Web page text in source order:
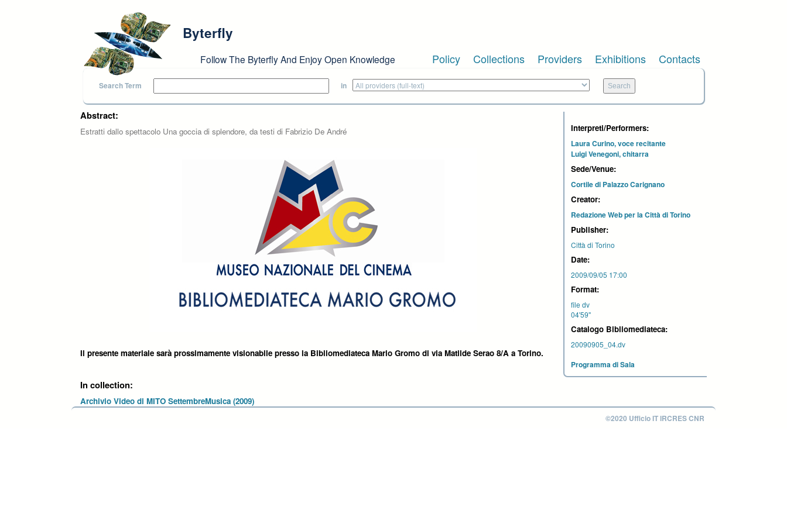
Byterfly
Follow The Byterfly And Enjoy Open Knowledge Policy Collections Providers Exhibitions Contacts
Search Term in
Abstract:
Estratti dallo spettacolo Una goccia di splendore, da testi di Fabrizio De André
Il presente materiale sarà prossimamente visionabile presso la Bibliomediateca Mario Gromo di via Matilde Serao 8/A a Torino.
In collection:
Archivio Video di MITO SettembreMusica (2009)
Interpreti/Performers:
Laura Curino, voce recitante
Luigi Venegoni, chitarra
Sede/Venue:
Cortile di Palazzo Carignano
Creator:
Redazione Web per la Città di Torino
Publisher:
Città di Torino
Date:
2009/09/05 17:00
Format:
file dv
04'59''
Catalogo Bibliomediateca:
20090905_04.dv
Programma di Sala
©2020 Ufficio IT IRCRES CNR